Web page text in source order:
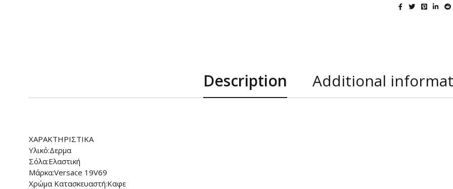
Description Additional
ΧΑΡΑΚΤΗΡΙΣΤΙΚΑ
Υλικό:Δερμα
Σόλα:Ελαστική
Μάρκα:Versace 19V69
Χρώμα Κατασκευαστή:Καφε